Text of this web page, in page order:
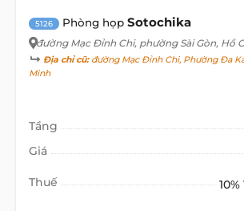
5126 Phòng họp Sotochika
đường Mạc Đỉnh Chi, phường Sài Gòn, Hồ
Địa chỉ cũ:đường Mạc Đỉnh Chi, Phường Đa
Minh
Tầng
Giá
Thuế 10%